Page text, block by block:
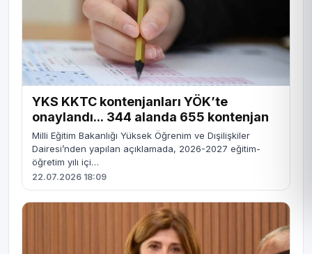
YKS KKTC kontenjanları YÖK’te
onaylandı... 344 alanda 655 kontenjan
Milli Eğitim Bakanlığı Yüksek Öğrenim ve Dışilişkiler
Dairesi’nden yapılan açıklamada, 2026-2027 eğitim-
öğretim yılı içi…
22.07.2026 18:09